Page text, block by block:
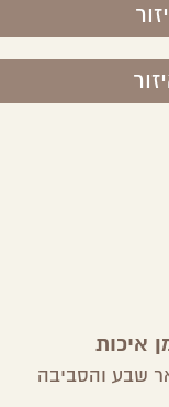
איכות
שבע והסביבה